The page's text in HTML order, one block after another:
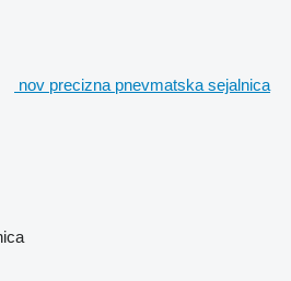
nov precizna pnevmatska sejalnica